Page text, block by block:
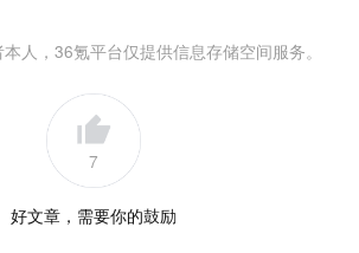
人，36氪平台仅提供信息存储空间服务。
7
好文章，需要你的鼓励